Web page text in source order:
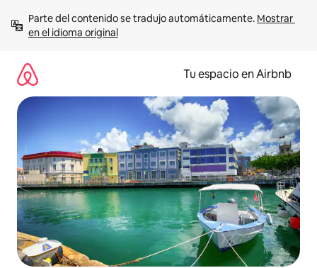
contenido
Parte del contenido se tradujo automáticamente. Mostrar
en el idioma original
Tu espacio en Airbnb